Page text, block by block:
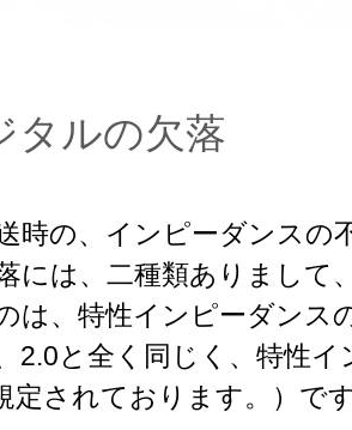
タルの欠落
時の、インピーダンスの
には、二種類ありまして
は、特性インピーダンス
2.0と全く同じく、特性イ
定されております。）で